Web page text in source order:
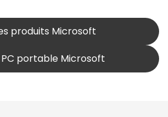
produits Microsoft
portable Microsoft